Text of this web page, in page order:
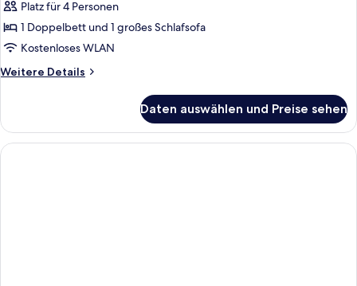
Platz für 4 Personen
1 Doppelbett und 1 großes Schlafsofa
Kostenloses WLAN
Weitere Details
Weitere
Park
Fort
Apartment
Daten auswählen und Preise sehen